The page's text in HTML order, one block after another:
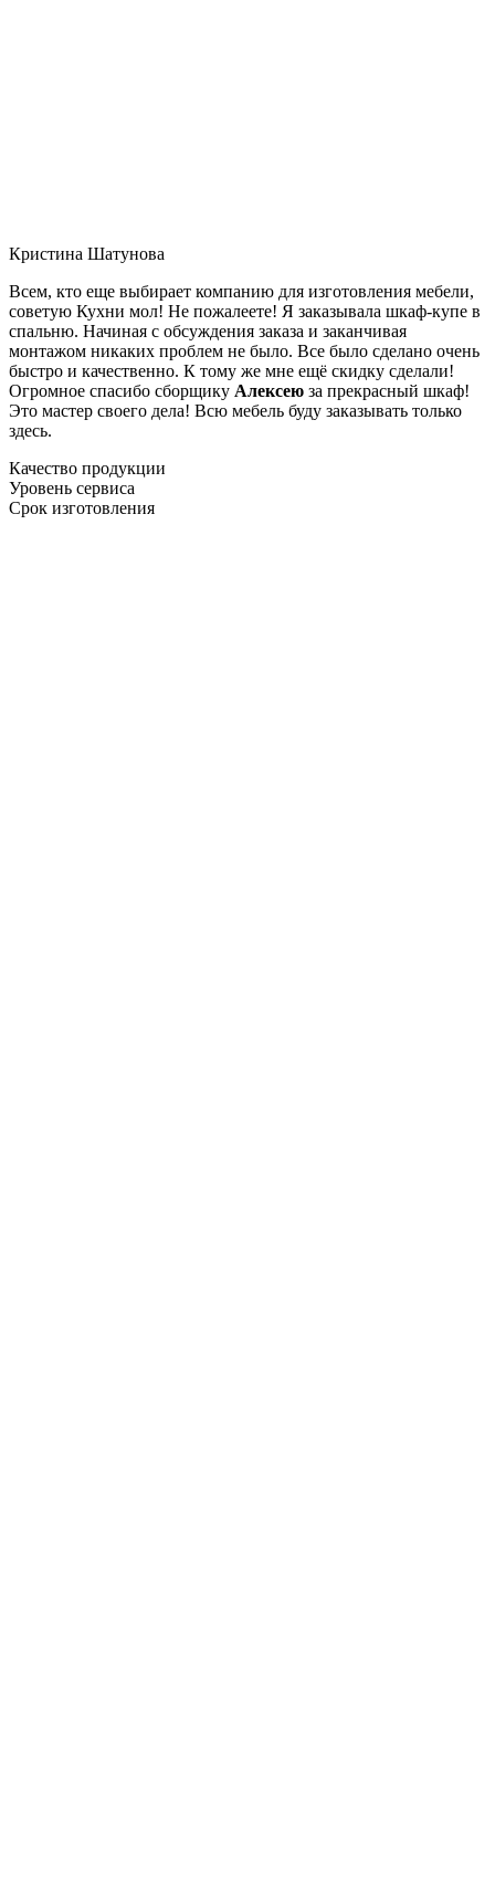
Кристина Шатунова
Всем, кто еще выбирает компанию для изготовления мебели,
советую Кухни мол! Не пожалеете! Я заказывала шкаф-купе в
спальню. Начиная с обсуждения заказа и заканчивая
монтажом никаких проблем не было. Все было сделано очень
быстро и качественно. К тому же мне ещё скидку сделали!
Огромное спасибо сборщику Алексею за прекрасный шкаф!
Это мастер своего дела! Всю мебель буду заказывать только
здесь.
Качество продукции
Уровень сервиса
Срок изготовления